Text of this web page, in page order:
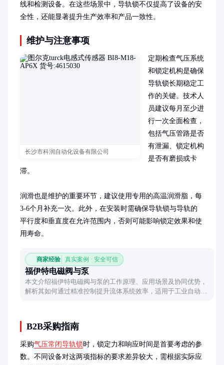
线和检测设备。在这些场景中，导轨锁不仅提高了设备的安
全性，还能显著提升生产效率和产品一致性。
维护与注意事项
长沙市科润自动化设备有限公司
定期检查气压系统
和锁定机构是确保
导轨锁长期稳定工
作的关键。技术人
员建议每月至少进
行一次全面检查，
包括气压管路是否
有泄漏、锁定机构
是否有磨损或卡
滞。
润滑也是维护的重要环节，建议使用专用的高温润滑脂，每
3-6个月补充一次。此外，在安装时需确保导轨锁与导轨的
平行度和垂直度在允许范围内，否则可能影响锁定效果和使
用寿命。
商家经验 真实案例 · 安全可信
福伊特电磁阀与泵
本文介绍福伊特电磁阀与泵的工作原理、应用场景及协同优势，
解析其如何通过精准控制提升流体系统效率，适用于工业自动化
B2B采购指南
采购气压常闭导轨锁时，锁定力和响应时间是首要考虑的参
数。不同设备对这两项指标的要求差异较大，需根据实际应